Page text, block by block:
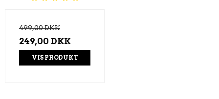
499,00 DKK
249,00 DKK
VIS PRODUKT